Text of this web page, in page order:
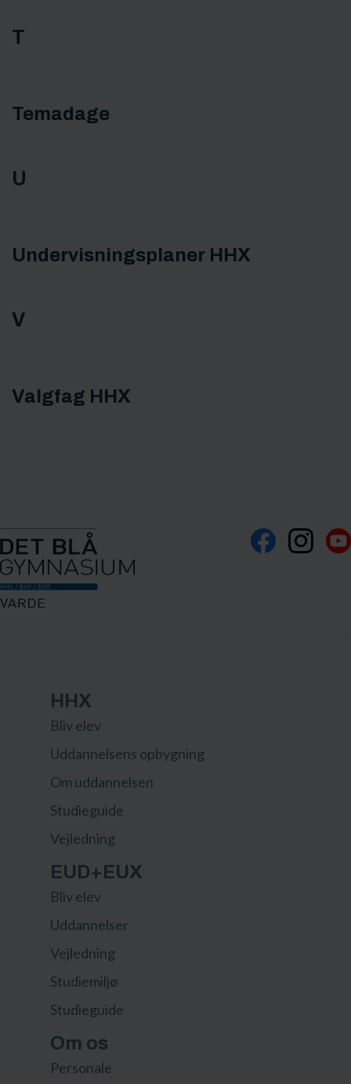
T
Temadage
U
Undervisningsplaner HHX
V
Valgfag HHX
HHX
Bliv elev
Uddannelsens opbygning
Om uddannelsen
Studieguide
Vejledning
EUD+EUX
Bliv elev
Uddannelser
Vejledning
Studiemiljø
Studieguide
Om os
Personale